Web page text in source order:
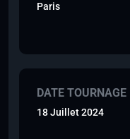
Paris
DATE TOURNAGE
18 Juillet 2024